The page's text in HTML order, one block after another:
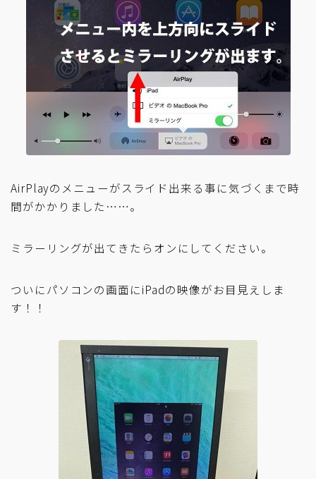
AirPlayのメニューがスライド出来る事に気づくまで時
間がかかりました……。
ミラーリングが出てきたらオンにしてください。
ついにパソコンの画面にiPadの映像がお目見えしま
す！！